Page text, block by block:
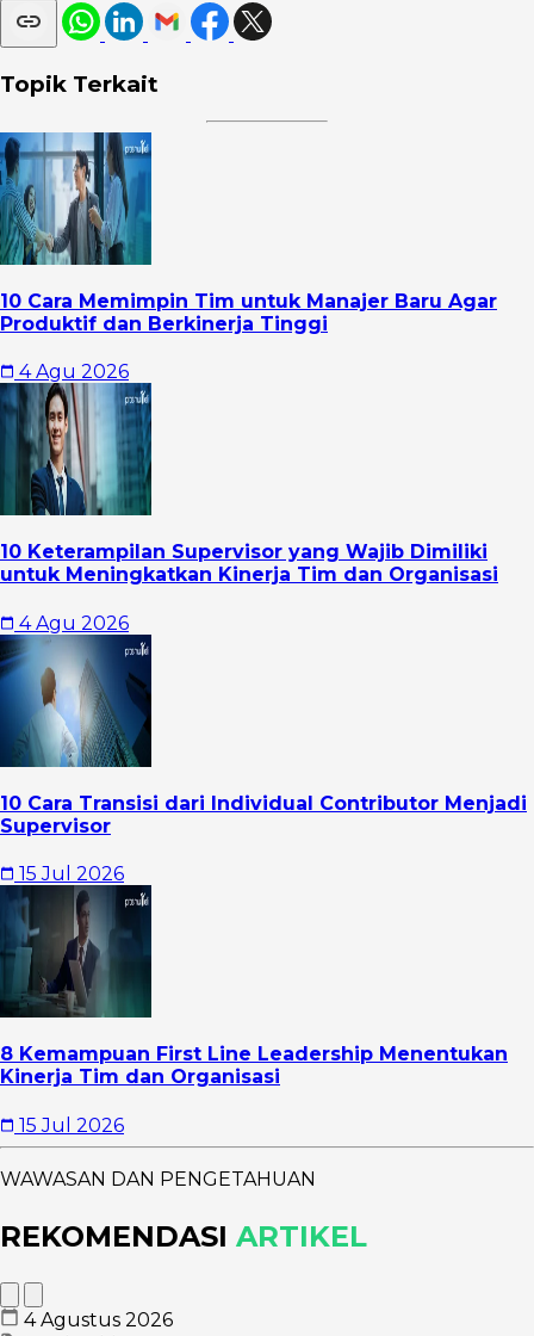
Topik Terkait
10 Cara Memimpin Tim untuk Manajer Baru Agar
Produktif dan Berkinerja Tinggi
4 Agu 2026
10 Keterampilan Supervisor yang Wajib Dimiliki
untuk Meningkatkan Kinerja Tim dan Organisasi
4 Agu 2026
10 Cara Transisi dari Individual Contributor Menjadi
Supervisor
15 Jul 2026
8 Kemampuan First Line Leadership Menentukan
Kinerja Tim dan Organisasi
15 Jul 2026
WAWASAN DAN PENGETAHUAN
REKOMENDASI ARTIKEL
4 Agustus 2026